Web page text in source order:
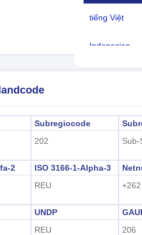
tiếng Việt
Indonesian
Subregiocode
202
Sub-
2
ISO 3166-1-Alpha-3
REU
+262
UNDP
REU
206